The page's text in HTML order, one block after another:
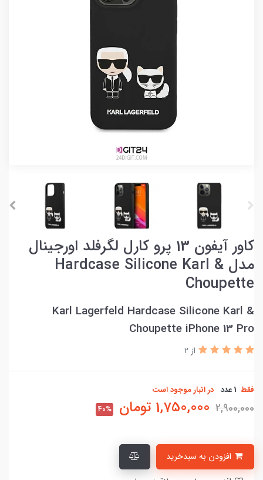
کاور آیفون 13 پرو کارل لگرفلد اورجینال
مدل Hardcase Silicone Karl &
Choupette
Karl Lagerfeld Hardcase Silicone Karl &
Choupette iPhone 13 Pro
از 2
فقط 1 عدد در انبار موجود است
2,900,000
1,750,000 تومان 40%